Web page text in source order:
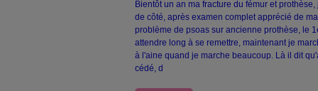
Bientôt un an ma fracture du fémur et
de côté, après examen complet apprécié de
problème de psoas sur ancienne prothèse, le
attendre long à se remettre, maintenant je
à l'aine quand je marche beaucoup. Là il dit
cédé, d